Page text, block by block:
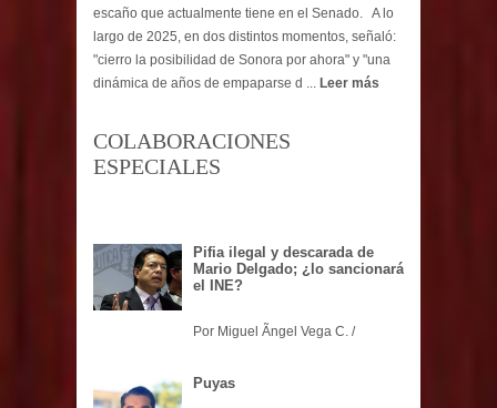
escaño que actualmente tiene en el Senado. A lo
largo de 2025, en dos distintos momentos, señaló:
"cierro la posibilidad de Sonora por ahora" y "una
dinámica de años de empaparse d ... Leer más
COLABORACIONES
ESPECIALES
Pifia ilegal y descarada de
Mario Delgado; ¿lo sancionará
el INE?
Por Miguel Ãngel Vega C. /
Puyas